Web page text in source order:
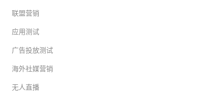
联盟营销
应用测试
广告投放测试
海外社媒营销
无人直播